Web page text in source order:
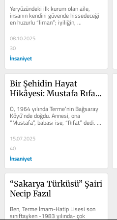
Yeryüzündeki ilk kurum olan aile,
insanın kendini güvende hissedeceği
en huzurlu “liman”; iyiliğin,
doğruluğun, güzelliğin, faziletin...
08.10.2025
30
İnsaniyet
Bir Şehidin Hayat
Hikâyesi: Mustafa Rıfat
O, 1964 yılında Terme’nin Bağsaray
Köyü’nde doğdu. Annesi, ona
“Mustafa”, babası ise, “Rıfat” dedi.
Nüfusta Rıfat oldu ama...
15.07.2025
40
İnsaniyet
“Sakarya Türküsü” Şairi
Necip Fazıl
Ben, Terme İmam-Hatip Lisesi son
sınıftayken -1983 yılında- çok